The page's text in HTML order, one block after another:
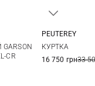
CR
PEUTEREY
КУРТКА
16 750 грн33